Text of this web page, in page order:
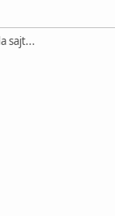
sajt...